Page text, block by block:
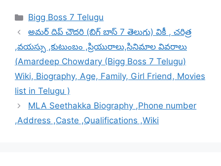
Categories
Bigg Boss 7 Telugu
అమర్ దిప్ చౌదరి (బిగ్ బాస్ 7 తెలుగు) వికీ , చరిత్ర
,వయస్సు ,కుటుంబం ,ప్రియురాలు,సినిమాల వివరాలు
(Amardeep Chowdary (Bigg Boss 7 Telugu)
Wiki, Biography, Age, Family, Girl Friend, Movies
list in Telugu )
MLA Seethakka Biography ,Phone number
,Address ,Caste ,Qualifications ,Wiki